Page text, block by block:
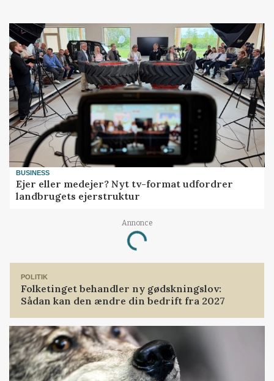
BUSINESS
Ejer eller medejer? Nyt tv-format udfordrer
landbrugets ejerstruktur
Annonce
Loading...
POLITIK
Folketinget behandler ny gødskningslov:
Sådan kan den ændre din bedrift fra 2027